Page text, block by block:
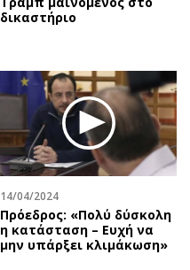
δικαστήριο
14/04/2024
Πρόεδρος: «Πολύ δύσκολη
η κατάσταση – Ευχή να
μην υπάρξει κλιμάκωση»